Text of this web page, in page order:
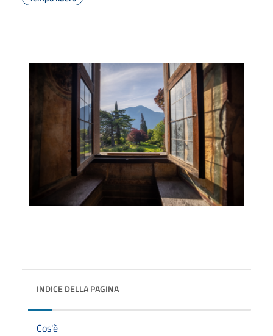
INDICE DELLA PAGINA
Cos'è